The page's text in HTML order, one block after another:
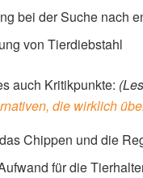
bei der Suche nach
von Tierdiebstahl
auch Kritikpunkte:
die wirklich
Chippen und die
für die